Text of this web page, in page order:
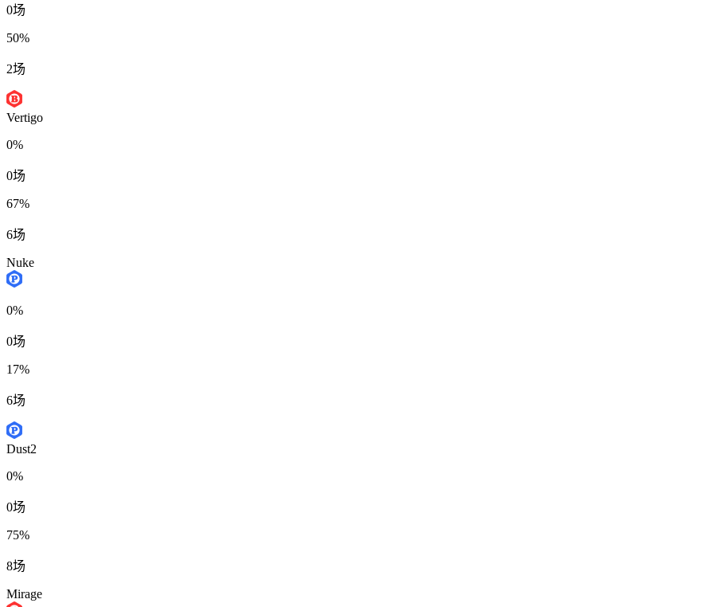
0场
50%
2场
Vertigo
0%
0场
67%
6场
Nuke
0%
0场
17%
6场
Dust2
0%
0场
75%
8场
Mirage